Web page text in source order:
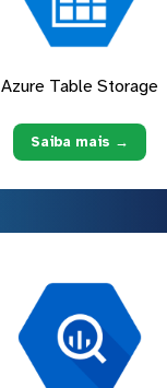
Azure Table Storage
Saiba mais →